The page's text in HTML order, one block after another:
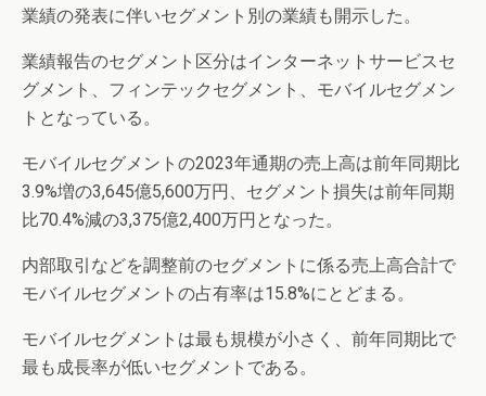
業績の発表に伴いセグメント別の業績も開示した。
業績報告のセグメント区分はインターネットサービスセ
グメント、フィンテックセグメント、モバイルセグメン
トとなっている。
モバイルセグメントの2023年通期の売上高は前年同期比
3.9%増の3,645億5,600万円、セグメント損失は前年同期
比70.4%減の3,375億2,400万円となった。
内部取引などを調整前のセグメントに係る売上高合計で
モバイルセグメントの占有率は15.8%にとどまる。
モバイルセグメントは最も規模が小さく、前年同期比で
最も成長率が低いセグメントである。